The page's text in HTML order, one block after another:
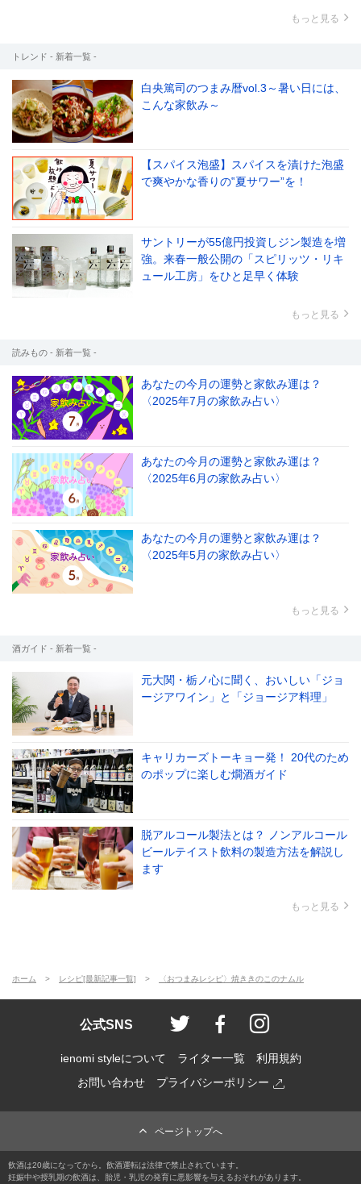
もっと見る
トレンド - 新着一覧 -
白央篤司のつまみ暦vol.3～暑い日には、
こんな家飲み～
【スパイス泡盛】スパイスを漬けた泡盛
で爽やかな香りの‟夏サワー”を！
サントリーが55億円投資しジン製造を増
強。来春一般公開の「スピリッツ・リキ
ュール工房」をひと足早く体験
もっと見る
読みもの - 新着一覧 -
あなたの今月の運勢と家飲み運は？
〈2025年7月の家飲み占い〉
あなたの今月の運勢と家飲み運は？
〈2025年6月の家飲み占い〉
あなたの今月の運勢と家飲み運は？
〈2025年5月の家飲み占い〉
もっと見る
酒ガイド - 新着一覧 -
元大関・栃ノ心に聞く、おいしい「ジョ
ージアワイン」と「ジョージア料理」
キャリカーズトーキョー発！ 20代のため
のポップに楽しむ燗酒ガイド
脱アルコール製法とは？ ノンアルコール
ビールテイスト飲料の製造方法を解説し
ます
もっと見る
ホーム レシピ[最新記事一覧] 〈おつまみレシピ〉焼ききのこのナムル
公式SNS ienomi style[イ
ienomi style[
ienomi
ienomi styleについて ライター一覧
利用規約
お問い合わせ
プライバシーポリシー
ページトップへ
飲酒は20歳になってから。飲酒運転は法律で禁止されています。
妊娠中や授乳期の飲酒は、胎児・乳児の発育に悪影響を与えるおそれがあります。